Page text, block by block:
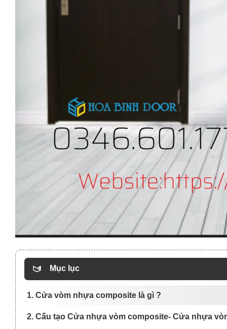
Mục lục
1. Cửa vòm nhựa composite là gì ?
2. Cấu tạo Cửa nhựa vòm composite- Cửa nhựa